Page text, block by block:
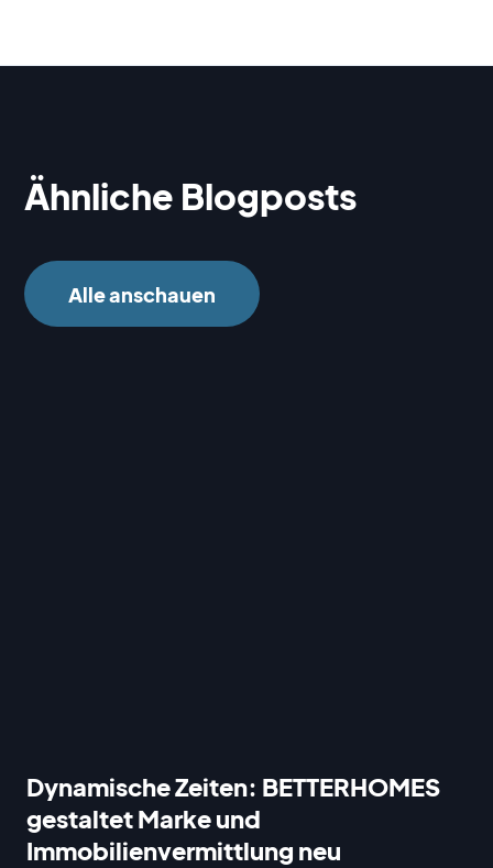
Ähnliche Blogposts
Alle anschauen
Dynamische Zeiten: BETTERHOMES
gestaltet Marke und
Immobilienvermittlung neu